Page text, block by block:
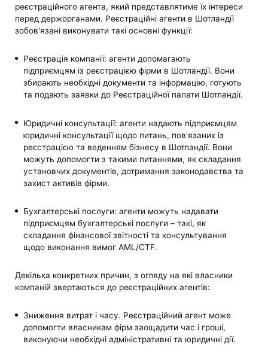
реєстраційного агента, який представлятиме їх інтереси
перед держорганами. Реєстраційні агенти в Шотландії
зобов'язані виконувати такі основні функції:
Реєстрація компанії: агенти допомагають
підприємцям із реєстрацією фірми в Шотландії. Вони
збирають необхідні документи та інформацію, готують
та подають заявки до Реєстраційної палати Шотландії.
Юридичні консультації: агенти надають підприємцям
юридичні консультації щодо питань, пов'язаних із
реєстрацією та веденням бізнесу в Шотландії. Вони
можуть допомогти з такими питаннями, як складання
установчих документів, дотримання законодавства та
захист активів фірми.
Бухгалтерські послуги: агенти можуть надавати
підприємцям бухгалтерські послуги – такі, як
складання фінансової звітності та консультування
щодо виконання вимог AML/CTF.
Декілька конкретних причин, з огляду на які власники
компаній звертаються до реєстраційних агентів:
Зниження витрат і часу. Реєстраційний агент може
допомогти власникам фірм заощадити час і гроші,
виконуючи необхідні адміністративні та юридичні дії.